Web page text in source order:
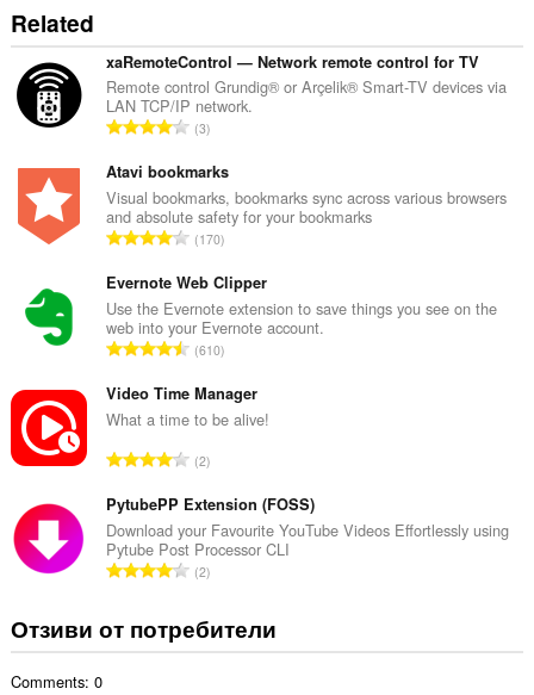
Related
xaRemoteControl — Network remote control for TV
Remote control Grundig® or Arçelik® Smart-TV devices via
LAN TCP/IP network.
О
щ
б
р
о
о
ц
е
н
к
и
3
Atavi bookmarks
Visual bookmarks, bookmarks sync across various browsers
and absolute safety for your bookmarks
О
щ
б
р
о
о
ц
е
н
к
и
:
170
Evernote Web Clipper
Use the Evernote extension to save things you see on the
web into your Evernote account.
О
щ
б
о
о
ц
е
н
и
:
610
Video Time Manager
What a time to be alive!
О
щ
б
р
о
о
ц
2
PytubePP Extension (FOSS)
Download your Favourite YouTube Videos Effortlessly using
Pytube Post Processor CLI
О
щ
б
2
Отзиви от потребители
Comments: 0